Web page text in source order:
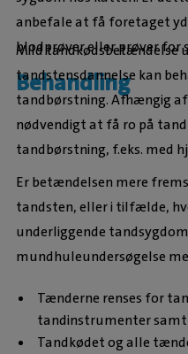
anbefale at få foretaget
blodprøver eller prøver for
Behandling
Mild tandkødsbetændelse
tandstensdannelse kan
tandbørstning. Afhængig
nødvendigt at få ro på
tandbørstning, f.eks. med
Er betændelsen mere
tandsten, eller i tilfælde,
underliggende
mundhuleundersøgelse
Tænderne renses for
tandinstrumenter
Tandkødet og alle